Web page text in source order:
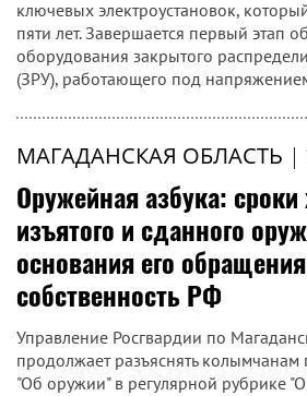
МАГАДАНСКАЯ ОБЛАСТЬ |
Модернизация
стабильному будущему
области
На Колымской ГЭС стартовал важный
пяти лет. Завершается первый этап
оборудования закрытого
(ЗРУ), работающего под
Магадан на